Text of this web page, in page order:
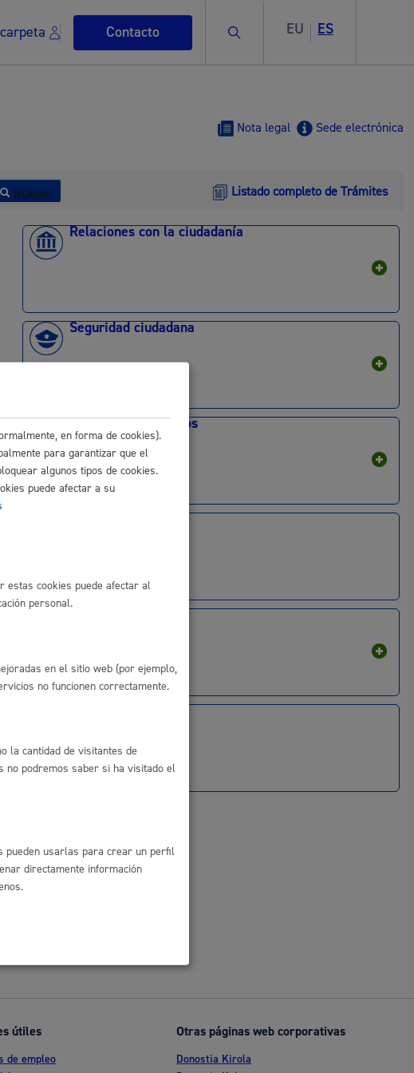
Contacto Buscar EU ES
y multas
económico y empleo
humanos y convivencia
Catálogo de trámites
Sede electrónica
Nota legal
Buscar Listado completo de Trámites
Relaciones con la ciudadanía
Seguridad ciudadana
Trámites económicos
útiles
de empleo
Otras páginas web corporativas
Donostia Kirola
en forma de cookies).
para garantizar que el
algunos tipos de cookies.
puede afectar a su
estas cookies puede afectar al
personal.
en el sitio web (por ejemplo,
no funcionen correctamente.
la cantidad de visitantes de
no podremos saber si ha visitado el
pueden usarlas para crear un perfil
directamente información